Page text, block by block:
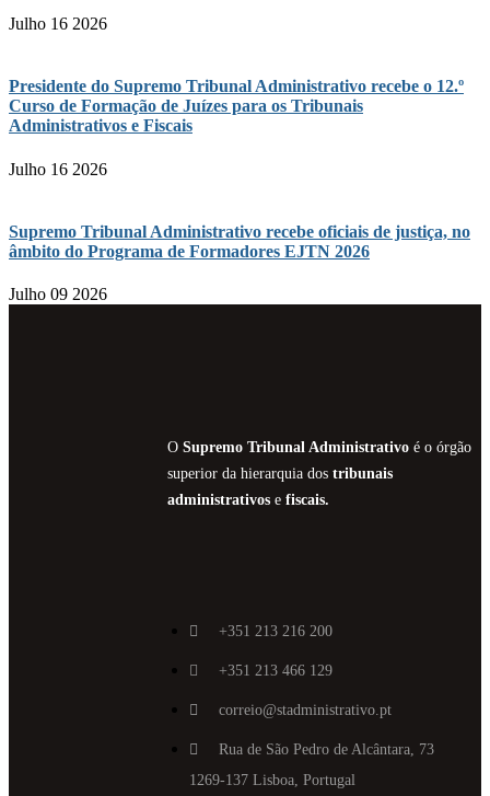
Julho 16 2026
Presidente do Supremo Tribunal Administrativo recebe o 12.º
Curso de Formação de Juízes para os Tribunais
Administrativos e Fiscais
Julho 16 2026
Supremo Tribunal Administrativo recebe oficiais de justiça, no
âmbito do Programa de Formadores EJTN 2026
Julho 09 2026
O Supremo Tribunal Administrativoé o órgão
superior da hierarquia dos tribunais
administrativose fiscais.
+351 213 216 200
+351 213 466 129
correio@stadministrativo.pt
Rua de São Pedro de Alcântara, 73
1269-137 Lisboa, Portugal